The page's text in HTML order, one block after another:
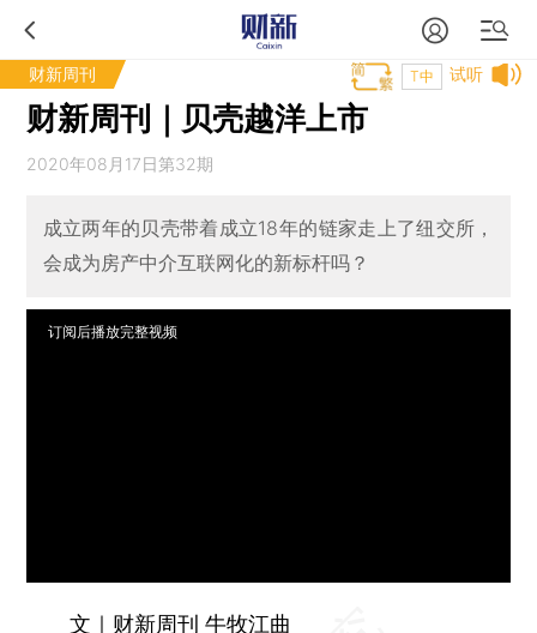
财新周刊 试听
T中
财新周刊｜贝壳越洋上市
2020年08月17日第32期
成立两年的贝壳带着成立18年的链家走上了纽交所，
会成为房产中介互联网化的新标杆吗？
订阅后播放完整视频
文｜财新周刊 牛牧江曲